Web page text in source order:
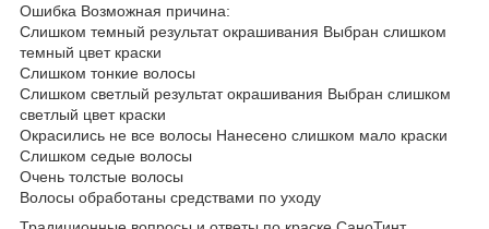
Ошибка Возможная причина:
Слишком темный результат окрашивания Выбран слишком
темный цвет краски
Слишком тонкие волосы
Слишком светлый результат окрашивания Выбран слишком
светлый цвет краски
Окрасились не все волосы Нанесено слишком мало краски
Слишком седые волосы
Очень толстые волосы
Волосы обработаны средствами по уходу